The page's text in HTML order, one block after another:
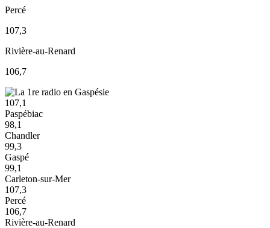
Percé
107,3
Rivière-au-Renard
106,7
107,1
Paspébiac
98,1
Chandler
99,3
Gaspé
99,1
Carleton-sur-Mer
107,3
Percé
106,7
Rivière-au-Renard